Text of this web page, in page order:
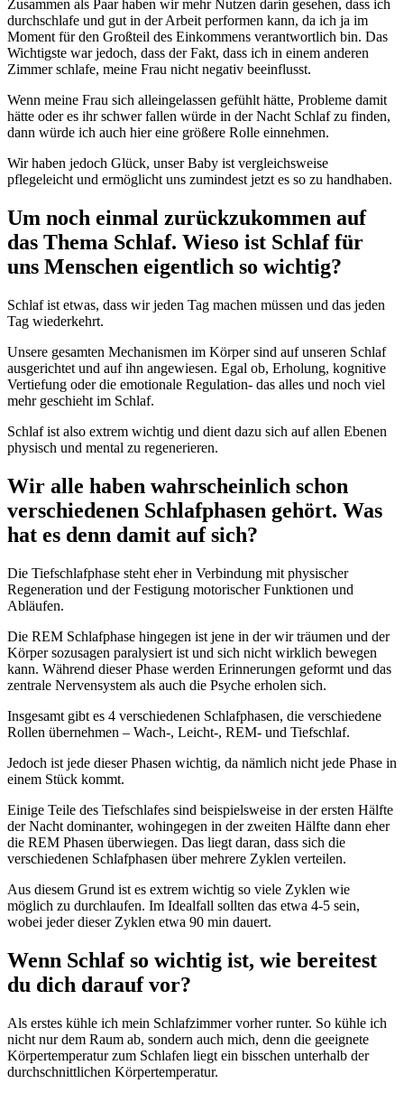
Zusammen als Paar haben wir mehr Nutzen darin gesehen, dass ich
durchschlafe und gut in der Arbeit performen kann, da ich ja im
Moment für den Großteil des Einkommens verantwortlich bin. Das
Wichtigste war jedoch, dass der Fakt, dass ich in einem anderen
Zimmer schlafe, meine Frau nicht negativ beeinflusst.
Wenn meine Frau sich alleingelassen gefühlt hätte, Probleme damit
hätte oder es ihr schwer fallen würde in der Nacht Schlaf zu finden,
dann würde ich auch hier eine größere Rolle einnehmen.
Wir haben jedoch Glück, unser Baby ist vergleichsweise
pflegeleicht und ermöglicht uns zumindest jetzt es so zu handhaben.
Um noch einmal zurückzukommen auf
das Thema Schlaf. Wieso ist Schlaf für
uns Menschen eigentlich so wichtig?
Schlaf ist etwas, dass wir jeden Tag machen müssen und das jeden
Tag wiederkehrt.
Unsere gesamten Mechanismen im Körper sind auf unseren Schlaf
ausgerichtet und auf ihn angewiesen. Egal ob, Erholung, kognitive
Vertiefung oder die emotionale Regulation- das alles und noch viel
mehr geschieht im Schlaf.
Schlaf ist also extrem wichtig und dient dazu sich auf allen Ebenen
physisch und mental zu regenerieren.
Wir alle haben wahrscheinlich schon
verschiedenen Schlafphasen gehört. Was
hat es denn damit auf sich?
Die Tiefschlafphase steht eher in Verbindung mit physischer
Regeneration und der Festigung motorischer Funktionen und
Abläufen.
Die REM Schlafphase hingegen ist jene in der wir träumen und der
Körper sozusagen paralysiert ist und sich nicht wirklich bewegen
kann. Während dieser Phase werden Erinnerungen geformt und das
zentrale Nervensystem als auch die Psyche erholen sich.
Insgesamt gibt es 4 verschiedenen Schlafphasen, die verschiedene
Rollen übernehmen – Wach-, Leicht-, REM- und Tiefschlaf.
Jedoch ist jede dieser Phasen wichtig, da nämlich nicht jede Phase in
einem Stück kommt.
Einige Teile des Tiefschlafes sind beispielsweise in der ersten Hälfte
der Nacht dominanter, wohingegen in der zweiten Hälfte dann eher
die REM Phasen überwiegen. Das liegt daran, dass sich die
verschiedenen Schlafphasen über mehrere Zyklen verteilen.
Aus diesem Grund ist es extrem wichtig so viele Zyklen wie
möglich zu durchlaufen. Im Idealfall sollten das etwa 4-5 sein,
wobei jeder dieser Zyklen etwa 90 min dauert.
Wenn Schlaf so wichtig ist, wie bereitest
du dich darauf vor?
Als erstes kühle ich mein Schlafzimmer vorher runter. So kühle ich
nicht nur dem Raum ab, sondern auch mich, denn die geeignete
Körpertemperatur zum Schlafen liegt ein bisschen unterhalb der
durchschnittlichen Körpertemperatur.